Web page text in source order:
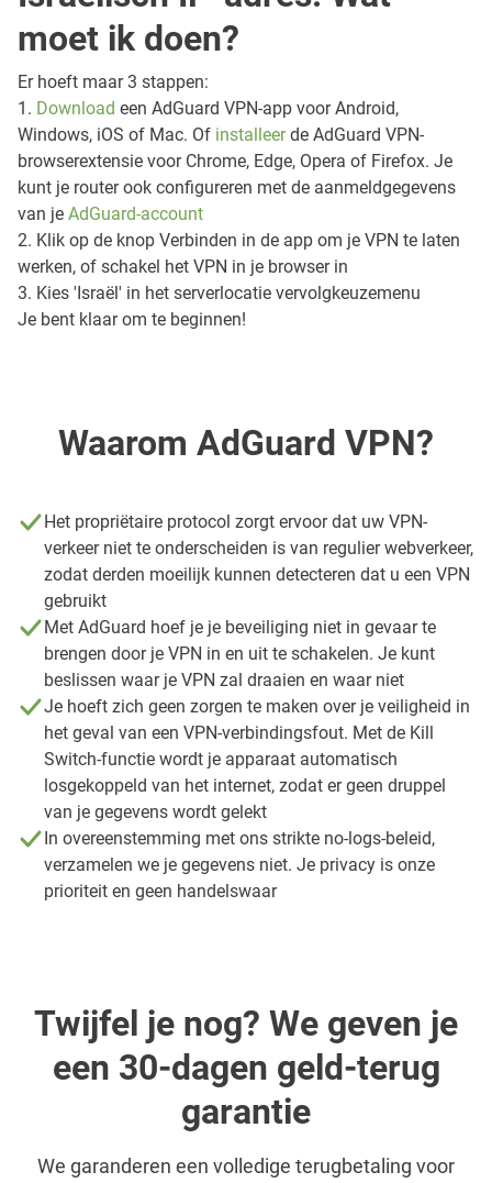
moet ik doen?
Er hoeft maar 3 stappen:
1. Download een AdGuard VPN-app voor Android,
Windows, iOS of Mac. Of installeerde AdGuard VPN-
browserextensie voor Chrome, Edge, Opera of Firefox. Je
kunt je router ook configureren met de aanmeldgegevens
van je AdGuard-account
2. Klik op de knop Verbinden in de app om je VPN te laten
werken, of schakel het VPN in je browser in
3. Kies 'Israël' in het serverlocatie vervolgkeuzemenu
Je bent klaar om te beginnen!
Waarom AdGuard VPN?
Het propriëtaire protocol zorgt ervoor dat uw VPN-
verkeer niet te onderscheiden is van regulier webverkeer,
zodat derden moeilijk kunnen detecteren dat u een VPN
gebruikt
Met AdGuard hoef je je beveiliging niet in gevaar te
brengen door je VPN in en uit te schakelen. Je kunt
beslissen waar je VPN zal draaien en waar niet
Je hoeft zich geen zorgen te maken over je veiligheid in
het geval van een VPN-verbindingsfout. Met de Kill
Switch-functie wordt je apparaat automatisch
losgekoppeld van het internet, zodat er geen druppel
van je gegevens wordt gelekt
In overeenstemming met ons strikte no-logs-beleid,
verzamelen we je gegevens niet. Je privacy is onze
prioriteit en geen handelswaar
Twijfel je nog? We geven je
een 30-dagen geld-terug
garantie
We garanderen een volledige terugbetaling voor